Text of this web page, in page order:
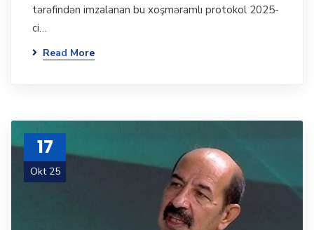
tərəfindən imzalanan bu xoşməramlı protokol 2025-
ci…
Read More
17
Okt 25